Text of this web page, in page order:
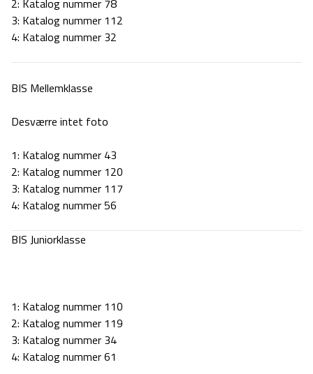
2: Katalog nummer 78
3: Katalog nummer 112
4: Katalog nummer 32
BIS Mellemklasse
Desværre intet foto
1: Katalog nummer 43
2: Katalog nummer 120
3: Katalog nummer 117
4: Katalog nummer 56
BIS Juniorklasse
1: Katalog nummer 110
2: Katalog nummer 119
3: Katalog nummer 34
4: Katalog nummer 61